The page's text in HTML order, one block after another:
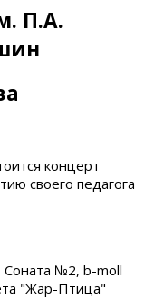
П.А.
концерт
своего педагога
№2, b-moll
"Жар-Птица"